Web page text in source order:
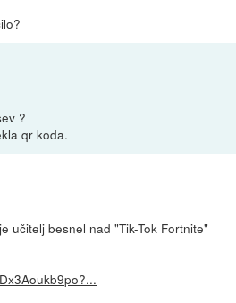
?
qr koda.
učitelj besnel nad "Tik-Tok Fortnite"